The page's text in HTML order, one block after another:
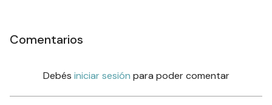
Comentarios
Debés iniciar sesión para poder comentar